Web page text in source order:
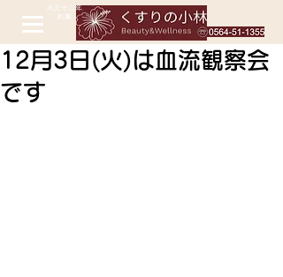
12月3日(火)は血流観察会
です